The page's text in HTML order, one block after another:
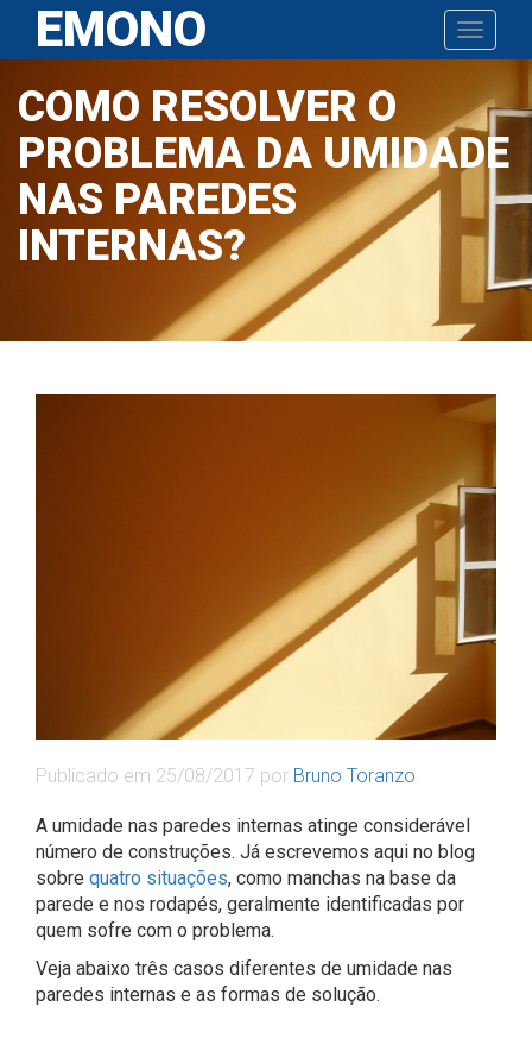
Pular
para
conteúdo
Toggle
EMONO
COMO RESOLVER O
PROBLEMA DA UMIDADE
NAS PAREDES
INTERNAS?
Publicado em 25/08/2017 por Bruno Toranzo.
A umidade nas paredes internas atinge considerável
número de construções. Já escrevemos aqui no blog
sobre quatro situações, como manchas na base da
parede e nos rodapés, geralmente identificadas por
quem sofre com o problema.
Veja abaixo três casos diferentes de umidade nas
paredes internas e as formas de solução.